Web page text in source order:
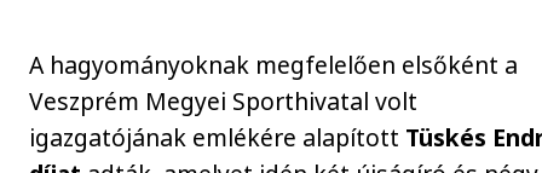
A hagyományoknak megfelelően elsőként a
Veszprém Megyei Sporthivatal volt
igazgatójának emlékére alapított Tüskés